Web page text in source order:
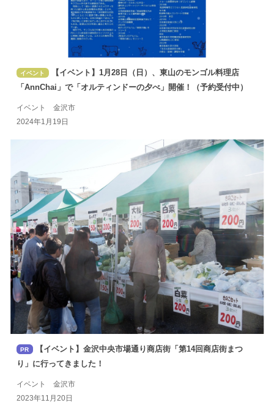
イベント
【イベント】1月28日（日）、東山のモンゴル料理店
「AnnChai」で「オルティンドーの夕べ」開催！（予約受付中）
イベント 金沢市
2024年1月19日
PR
【イベント】金沢中央市場通り商店街「第14回商店街まつ
り」に行ってきました！
イベント 金沢市
2023年11月20日